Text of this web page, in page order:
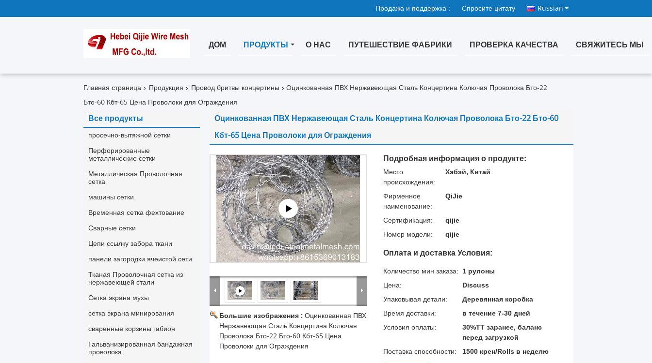
Продажа и поддержка : Спросите цитату Russian
ДОМ ПРОДУКТЫ О НАС ПУТЕШЕСТВИЕ ФАБРИКИ ПРОВЕРКА КАЧЕСТВА СВЯЖИТЕСЬ МЫ
Главная страница Продукция Провод бритвы концертины
Оцинкованная ПВХ Нержавеющая Сталь Концертина Колючая Проволока Бто-22
Бто-60 Кбт-65 Цена Проволоки для Ограждения
Все продукты
просечно-вытяжной сетки
Перфорированные
металлические сетки
Металлическая Проволочная
сетка
машины сетки
Временная сетка фехтование
Сварные сетки
Цепи ссылку забора ткани
панели загородки ячеистой сети
Тканая Проволочная сетка из
нержавеющей стали
Сетка экрана мухы
сетка экрана минирования
сваренные корзины габион
Гальванизированная бандажная
проволока
Оцинкованная ПВХ Нержавеющая Сталь Концертина Колючая Проволока Бто-22 Бто-60
Кбт-65 Цена Проволоки для Ограждения
Большие изображения : Оцинкованная ПВХ
Нержавеющая Сталь Концертина Колючая
Проволока Бто-22 Бто-60 Кбт-65 Цена
Проволоки для Ограждения
Подробная информация о продукте:
Место
происхождения:
Хэбэй, Китай
Фирменное
наименование:
QiJie
Сертификация:
qijie
Номер модели:
qijie
Оплата и доставка Условия:
Количество мин заказа:
1 рулоны
Цена:
Discuss
Упаковывая детали:
Деревянная коробка
Время доставки:
в течение 7-30 дней
Условия оплаты:
30%ТТ заранее, баланс
перед загрузкой
Поставка способности:
1500 крен/Rolls в неделю